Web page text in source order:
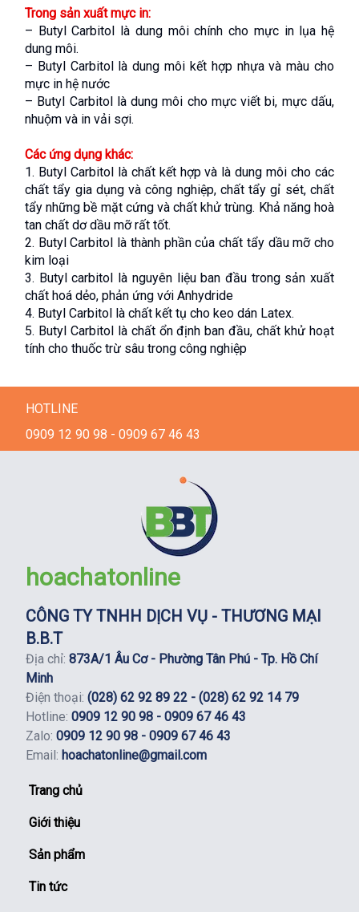
Trong sản xuất mực in:
– Butyl Carbitol là dung môi chính cho mực in lụa hệ
dung môi.
– Butyl Carbitol là dung môi kết hợp nhựa và màu cho
mực in hệ nước
– Butyl Carbitol là dung môi cho mực viết bi, mực dấu,
nhuộm và in vải sợi.
Các ứng dụng khác:
1. Butyl Carbitol là chất kết hợp và là dung môi cho các
chất tẩy gia dụng và công nghiệp, chất tẩy gỉ sét, chất
tẩy những bề mặt cứng và chất khử trùng. Khả năng hoà
tan chất dơ dầu mỡ rất tốt.
2. Butyl Carbitol là thành phần của chất tẩy dầu mỡ cho
kim loại
3. Butyl carbitol là nguyên liệu ban đầu trong sản xuất
chất hoá dẻo, phản ứng với Anhydride
4. Butyl Carbitol là chất kết tụ cho keo dán Latex.
5. Butyl Carbitol là chất ổn định ban đầu, chất khử hoạt
tính cho thuốc trừ sâu trong công nghiệp
HOTLINE
0909 12 90 98 - 0909 67 46 43
hoachatonline
CÔNG TY TNHH DỊCH VỤ - THƯƠNG MẠI
B.B.T
Địa chỉ: 873A/1 Âu Cơ - Phường Tân Phú - Tp. Hồ Chí
Minh
Điện thoại: (028) 62 92 89 22 - (028) 62 92 14 79
Hotline: 0909 12 90 98 - 0909 67 46 43
Zalo: 0909 12 90 98 - 0909 67 46 43
Email: hoachatonline@gmail.com
Trang chủ
Giới thiệu
Sản phẩm
Tin tức